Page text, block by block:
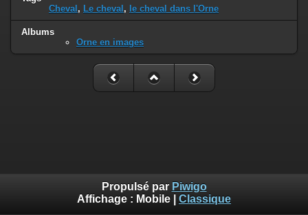
Cheval , Le cheval , le cheval dans l'Orne
Albums
Orne en images
Propulsé par Piwigo
Affichage : Mobile Classique